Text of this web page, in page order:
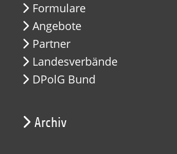
Formulare
Angebote
Partner
Landesverbände
DPolG Bund
Archiv